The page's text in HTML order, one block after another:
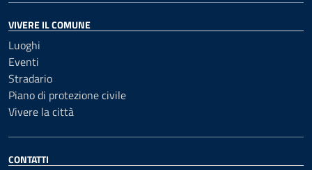
VIVERE IL COMUNE
Luoghi
Eventi
Stradario
Piano di protezione civile
Vivere la città
CONTATTI